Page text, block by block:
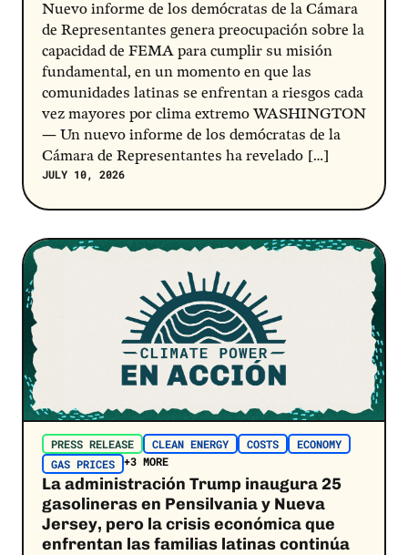
Nuevo informe de los demócratas de la Cámara
de Representantes genera preocupación sobre la
capacidad de FEMA para cumplir su misión
fundamental, en un momento en que las
comunidades latinas se enfrentan a riesgos cada
vez mayores por clima extremo WASHINGTON
— Un nuevo informe de los demócratas de la
Cámara de Representantes ha revelado […]
JULY 10, 2026
Post Link
PRESS RELEASE CLEAN ENERGY COSTS
ECONOMY
GAS PRICES
+3 MORE
La administración Trump inaugura 25
gasolineras en Pensilvania y Nueva
Jersey, pero la crisis económica que
enfrentan las familias latinas continúa